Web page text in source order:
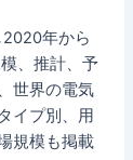
年から
、推計、予
世界の電気
イプ別、用
規模も掲載